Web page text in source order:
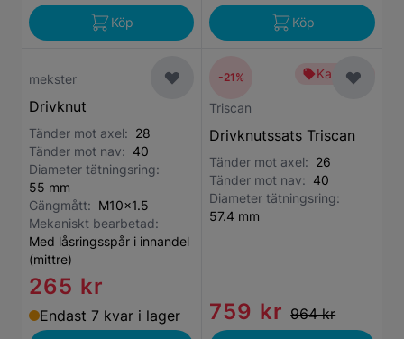
Köp Köp
mekster
Drivknut
Tänder mot axel: 28
Tänder mot nav: 40
Diameter tätningsring:
55 mm
Gängmått: M10x1.5
Mekaniskt bearbetad:
Med låsringsspår i innandel
(mittre)
265 kr
Endast 7 kvar i lager
Kampanj
Triscan
Drivknutssats Triscan
Tänder mot axel: 26
Tänder mot nav: 40
Diameter tätningsring:
57.4 mm
759 kr 964 kr
-21%